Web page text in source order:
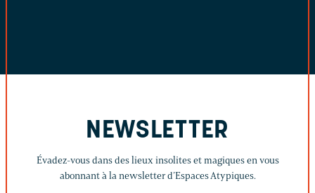
NEWSLETTER
Évadez-vous dans des lieux insolites et magiques en vous
abonnant à la newsletter d’Espaces Atypiques.